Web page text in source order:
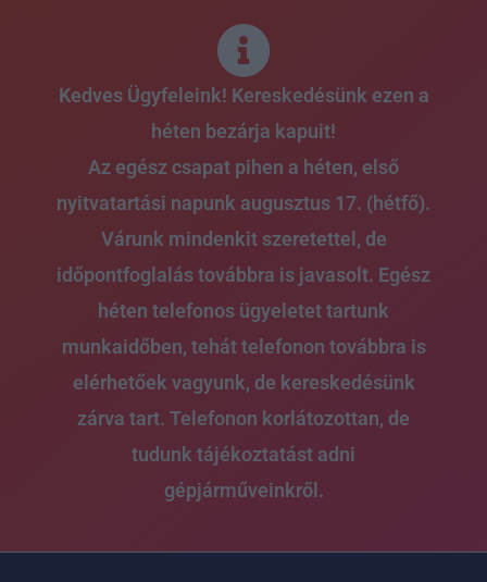
Kedves Ügyfeleink! Kereskedésünk ezen a
héten bezárja kapuit!
Az egész csapat pihen a héten, első
nyitvatartási napunk augusztus 17. (hétfő).
Várunk mindenkit szeretettel, de
időpontfoglalás továbbra is javasolt. Egész
héten telefonos ügyeletet tartunk
munkaidőben, tehát telefonon továbbra is
elérhetőek vagyunk, de kereskedésünk
zárva tart. Telefonon korlátozottan, de
tudunk tájékoztatást adni
gépjárműveinkről.